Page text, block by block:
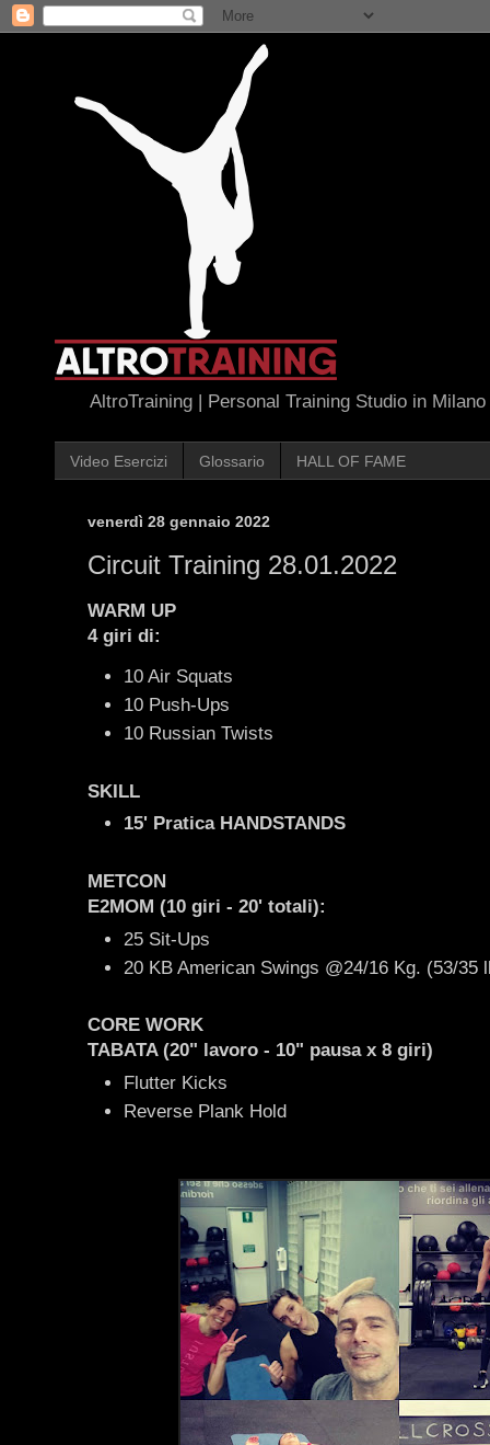
AltroTraining | Personal Training Studio in Milano
Video Esercizi Glossario HALL OF FAME
venerdì 28 gennaio 2022
Circuit Training 28.01.2022
WARM UP
4 giri di:
10 Air Squats
10 Push-Ups
10 Russian Twists
SKILL
15' Pratica HANDSTANDS
METCON
E2MOM (10 giri - 20' totali):
25 Sit-Ups
20 KB American Swings @24/16 Kg. (53/35
CORE WORK
TABATA (20" lavoro - 10" pausa x 8 giri)
Flutter Kicks
Reverse Plank Hold